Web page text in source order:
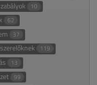
10
62
37
119
13
99